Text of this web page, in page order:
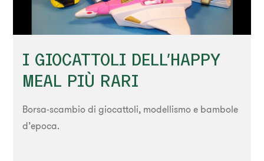
I GIOCATTOLI DELL'HAPPY
MEAL PIÙ RARI
Borsa-scambio di giocattoli, modellismo e bambole
d’epoca.